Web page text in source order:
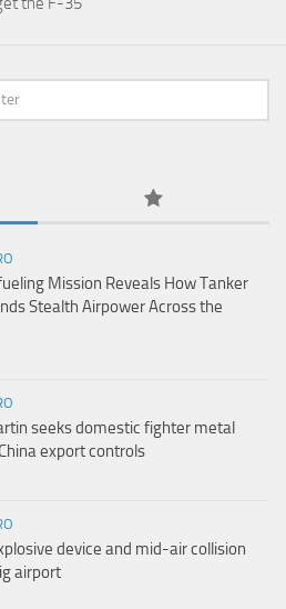
Mission Reveals How Tanker
Stealth Airpower Across the
seeks domestic fighter metal
export controls
device and mid-air collision
airport